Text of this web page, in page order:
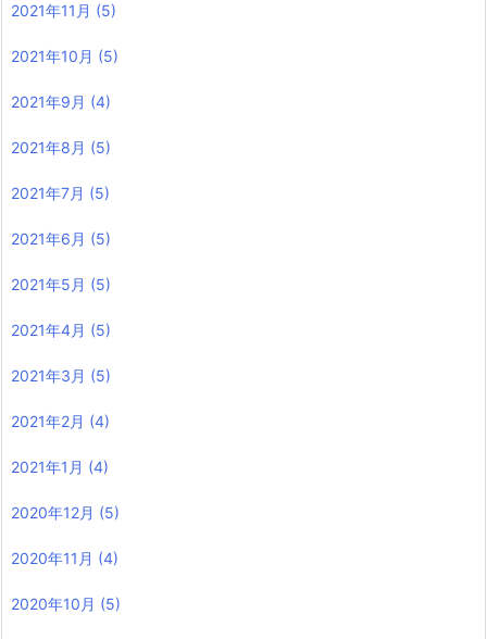
2021年11月 (5)
2021年10月 (5)
2021年9月 (4)
2021年8月 (5)
2021年7月 (5)
2021年6月 (5)
2021年5月 (5)
2021年4月 (5)
2021年3月 (5)
2021年2月 (4)
2021年1月 (4)
2020年12月 (5)
2020年11月 (4)
2020年10月 (5)